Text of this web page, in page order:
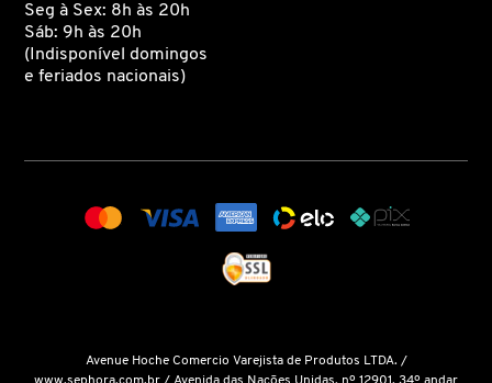
ESTÉE LAUDER
Seg à Sex: 8h às 20h
Sáb: 9h às 20h
(Indisponível domingos
e feriados nacionais)
Avenue Hoche Comercio Varejista de Produtos LTDA. /